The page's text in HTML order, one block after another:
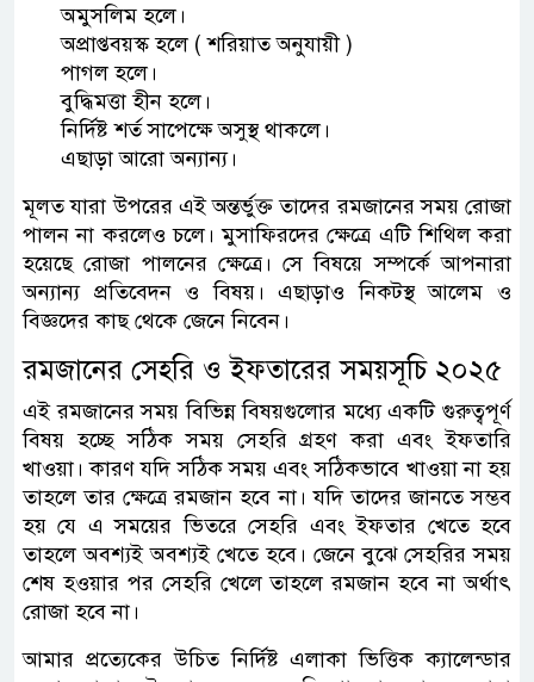
অমুসলিম হলে।
অপ্রাপ্তবয়স্ক হলে ( শরিয়াত অনুযায়ী )
পাগল হলে।
বুদ্ধিমত্তা হীন হলে।
নির্দিষ্ট শর্ত সাপেক্ষে অসুস্থ থাকলে।
এছাড়া আরো অন্যান্য।
মূলত যারা উপরের এই অন্তর্ভুক্ত তাদের রমজানের সময় রোজা
পালন না করলেও চলে। মুসাফিরদের ক্ষেত্রে এটি শিথিল করা
হয়েছে রোজা পালনের ক্ষেত্রে। সে বিষয়ে সম্পর্কে আপনারা
অন্যান্য প্রতিবেদন ও বিষয়। এছাড়াও নিকটস্থ আলেম ও
বিজ্ঞদের কাছ থেকে জেনে নিবেন।
রমজানের সেহরি ও ইফতারের সময়সূচি ২০২৫
এই রমজানের সময় বিভিন্ন বিষয়গুলোর মধ্যে একটি গুরুত্বপূর্ণ
বিষয় হচ্ছে সঠিক সময় সেহরি গ্রহণ করা এবং ইফতারি
খাওয়া। কারণ যদি সঠিক সময় এবং সঠিকভাবে খাওয়া না হয়
তাহলে তার ক্ষেত্রে রমজান হবে না। যদি তাদের জানতে সম্ভব
হয় যে এ সময়ের ভিতরে সেহরি এবং ইফতার খেতে হবে
তাহলে অবশ্যই অবশ্যই খেতে হবে। জেনে বুঝে সেহরির সময়
শেষ হওয়ার পর সেহরি খেলে তাহলে রমজান হবে না অর্থাৎ
রোজা হবে না।
আমার প্রত্যেকের উচিত নির্দিষ্ট এলাকা ভিত্তিক ক্যালেন্ডার